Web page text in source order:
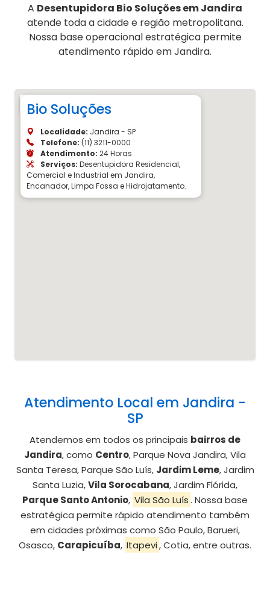
A Desentupidora Bio Soluções em Jandira
atende toda a cidade e região metropolitana.
Nossa base operacional estratégica permite
atendimento rápido em Jandira.
Bio Soluções
Localidade: Jandira - SP
Telefone: (11) 3211-0000
Atendimento: 24 Horas
Serviços: Desentupidora Residencial,
Comercial e Industrial em Jandira,
Encanador, Limpa Fossa e Hidrojatamento.
Atendimento Local em Jandira -
SP
Atendemos em todos os principais bairros de
Jandira, como Centro, Parque Nova Jandira, Vila
Santa Teresa, Parque São Luís, Jardim Leme, Jardim
Santa Luzia,Vila Sorocabana, Jardim Flórida,
Parque Santo Antonio, Vila São Luís. Nossa base
estratégica permite rápido atendimento também
em cidades próximas como São Paulo, Barueri,
Osasco, Carapicuíba, Itapevi, Cotia, entre outras.